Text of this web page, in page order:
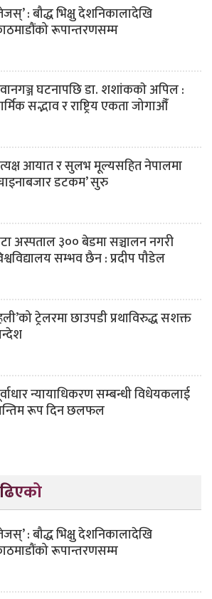
: बौद्ध भिक्षु देशनिकालादेखि
रूपान्तरणसम्म
घटनापछि डा. शशांककाे अपिल :
सद्भाव र राष्ट्रिय एकता जोगाऔँ
आयात र सुलभ मूल्यसहित नेपालमा
डटकम’ सुरु
अस्पताल ३०० बेडमा सञ्चालन नगरी
सम्भव छैन : प्रदीप पौडेल
ट्रेलरमा छाउपडी प्रथाविरुद्ध सशक्त
न्यायाधिकरण सम्बन्धी विधेयकलाई
रूप दिन छलफल
: बौद्ध भिक्षु देशनिकालादेखि
रूपान्तरणसम्म